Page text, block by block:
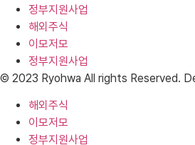
정부지원사업
해외주식
이모저모
정부지원사업
© 2023 Ryohwa All rights Reserved.
해외주식
이모저모
정부지원사업